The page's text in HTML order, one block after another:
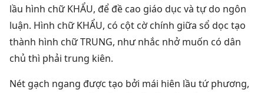
lầu hình chữ KHẨU, để đề cao giáo dục và tự do ngôn
luận. Hình chữ KHẨU, có cột cờ chính giữa sổ dọc tạo
thành hình chữ TRUNG, như nhắc nhở muốn có dân
chủ thì phải trung kiên.
Nét gạch ngang được tạo bởi mái hiên lầu tứ phương,